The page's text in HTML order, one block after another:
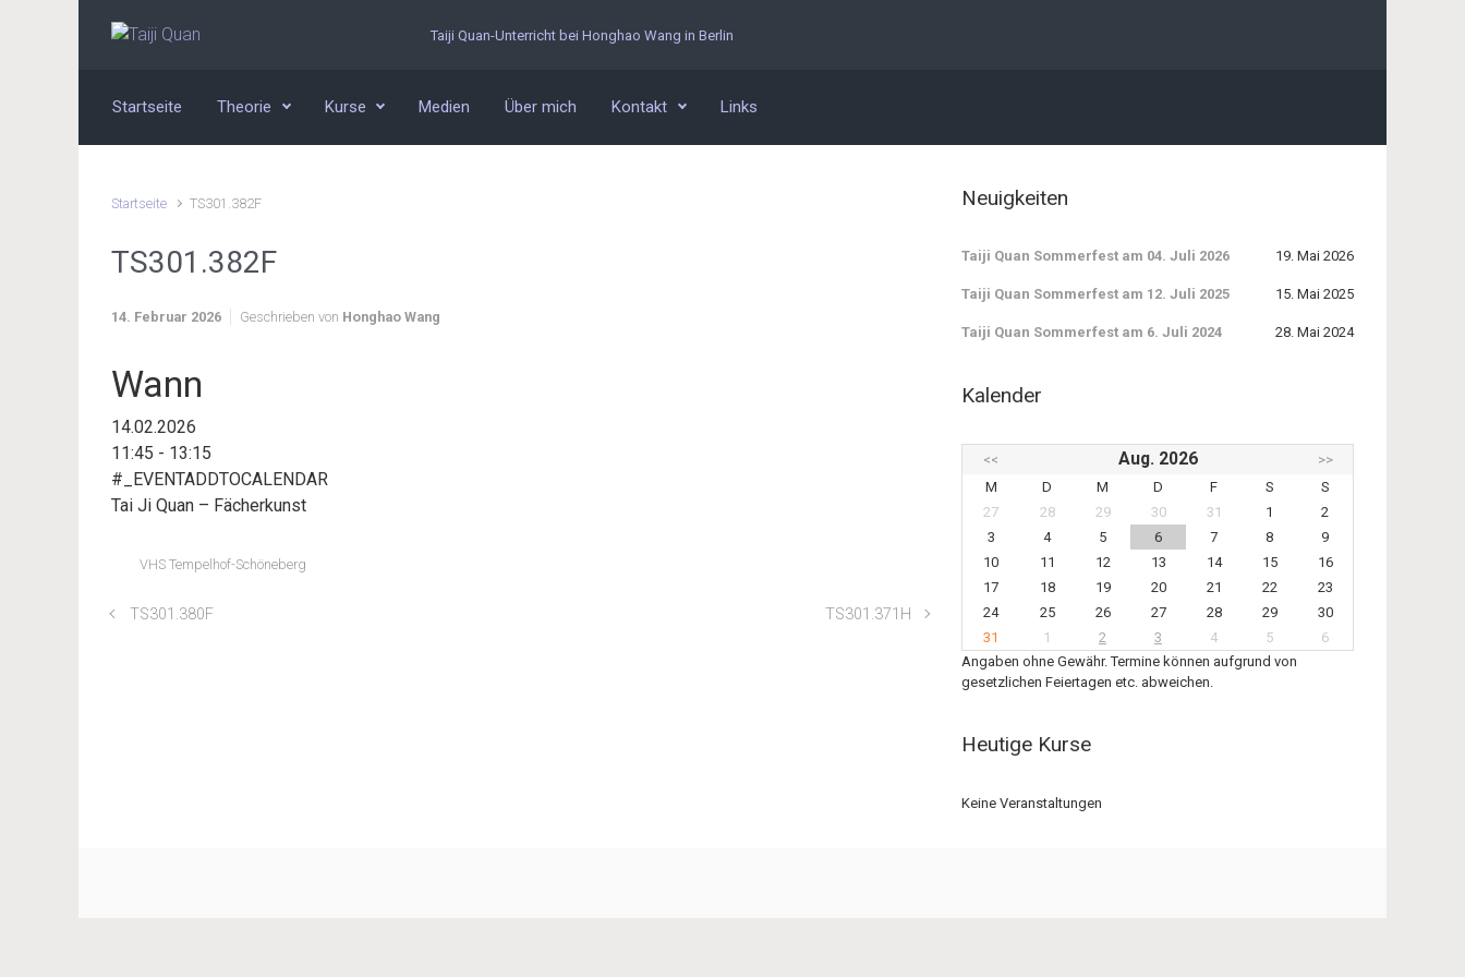
Zum Hauptinhalt springen Taiji Quan-Unterricht bei Honghao Wang in Berlin
Startseite Theorie Kurse Medien Über mich Kontakt Links
Startseite TS301.382F
TS301.382F
14. Februar 2026 Geschrieben von Honghao Wang
Wann
14.02.2026
11:45 - 13:15
#_EVENTADDTOCALENDAR
Tai Ji Quan – Fächerkunst
VHS Tempelhof-Schöneberg
TS301.380F TS301.371H
Neuigkeiten
Taiji Quan Sommerfest am 04. Juli 2026 19. Mai 2026
Taiji Quan Sommerfest am 12. Juli 2025 15. Mai 2025
Taiji Quan Sommerfest am 6. Juli 2024 28. Mai 2024
Kalender
<< Aug. 2026
>>
M
D M D F S
S
27
28 29 30 31 1
2
3
4 5 6 7 8
9
10
11 12 13 14 15
16
17
18 19 20 21 22
23
24
25 26 27 28 29
30
31
1 2 3 4 5
6
Angaben ohne Gewähr. Termine können aufgrund von
gesetzlichen Feiertagen etc. abweichen.
Heutige Kurse
Keine Veranstaltungen